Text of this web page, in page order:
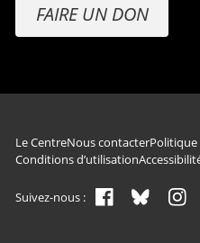
FAIRE UN DON
Navigation du
Le CentreNous contacter
Conditions d’utilisation
Suivez-nous :